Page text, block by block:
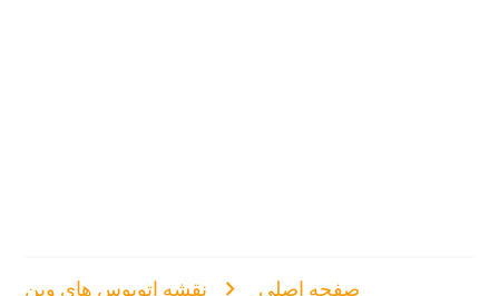
صفحه اصلی نقشه اتوبوس های وین